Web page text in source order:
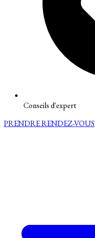
Conseils d'expert
PRENDRE RENDEZ-VOUS